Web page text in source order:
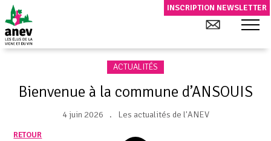
INSCRIPTION NEWSLETTER
ACTUALITÉS
Bienvenue à la commune d’ANSOUIS
4 juin 2026 Les actualités de l'ANEV
RETOUR